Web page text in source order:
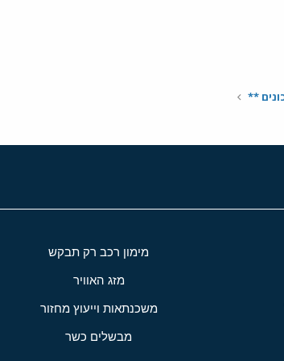
מימון רכב רק תבקש
מזג האוויר
משכנתאות וייעוץ מחזור
מבשלים כשר